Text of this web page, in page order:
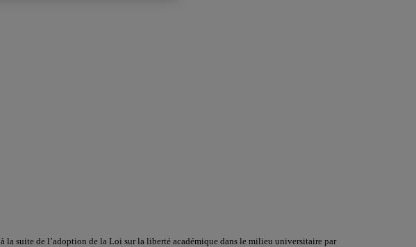
à la suite de l’adoption de la Loi sur la liberté académique dans le milieu universitaire par